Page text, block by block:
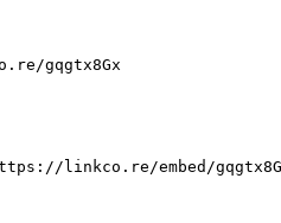
gqgtx8Gx
linkco.re/embed/